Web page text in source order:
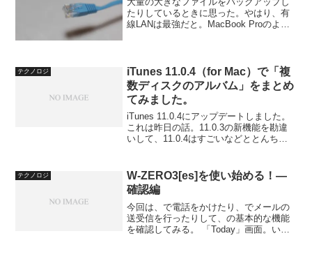
たりしているときに思った。やはり、有
線LANは最強だと。MacBook Proのよう
「...
テクノロジ
iTunes 11.0.4（for Mac）で「複
数ディスクのアルバム」をまとめ
てみました。
iTunes 11.0.4にアップデートしました。
これは昨日の話。11.0.3の新機能を勘違
いして、11.0.4はすごいなどととんちん
た。というより、方法がわからなかっ...
テクノロジ
W-ZERO3[es]を使い始める！―
確認編
今回は、で電話をかけたり、でメールの
送受信を行ったりして、の基本的な機能
を確認してみる。 「Today」画面。いわ